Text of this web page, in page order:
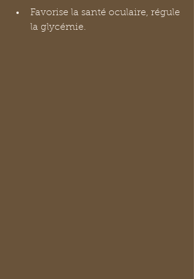
Favorise la santé oculaire, régule
la glycémie.